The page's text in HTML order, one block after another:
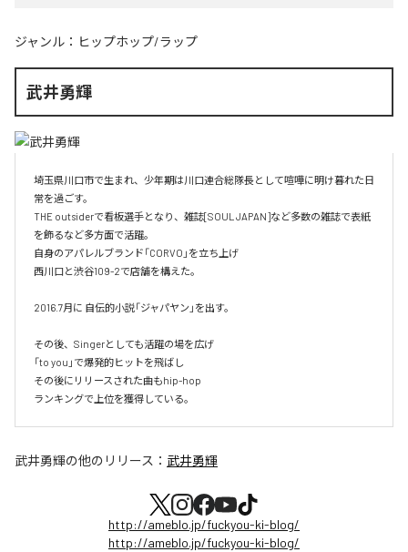
ジャンル： ヒップホップ/ラップ
武井勇輝
埼玉県川口市で生まれ、少年期は川口連合総隊長として喧嘩に明け暮れた日
常を過ごす。
THE outsiderで看板選手となり、雑誌[SOUL JAPAN]など多数の雑誌で表紙
を飾るなど多方面で活躍。
自身のアパレルブランド「CORVO」を立ち上げ
西川口と渋谷109-2で店舗を構えた。
2016.7月に 自伝的小説「ジャパヤン」を出す。
その後、Singerとしても活躍の場を広げ
「to you」で爆発的ヒットを飛ばし
その後にリリースされた曲もhip-hop
ランキングで上位を獲得している。
武井勇輝の他のリリース： 武井勇輝
http://ameblo.jp/fuckyou-ki-blog/
http://ameblo.jp/fuckyou-ki-blog/